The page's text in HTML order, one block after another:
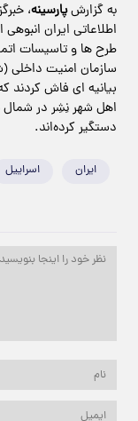
به گزارشپارسینه،
اطلاعاتی ایران
طرح ها و تاسیسات
اهل شهر نِشِر در شمال
دستگیر کرده‌اند.
ایران اسراییل